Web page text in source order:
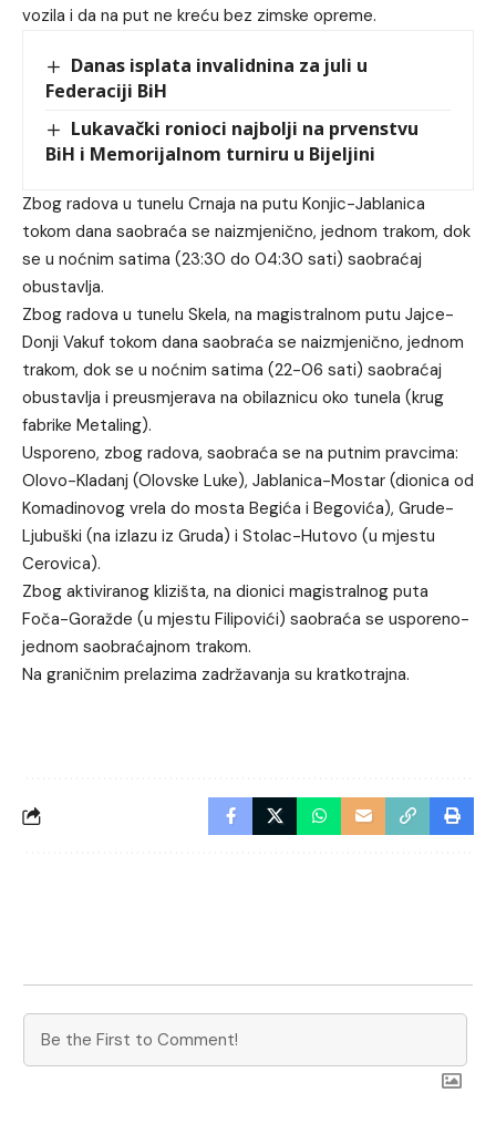
vozila i da na put ne kreću bez zimske opreme.
Danas isplata invalidnina za juli u
Federaciji BiH
Lukavački ronioci najbolji na prvenstvu
BiH i Memorijalnom turniru u Bijeljini
Zbog radova u tunelu Crnaja na putu Konjic-Jablanica
tokom dana saobraća se naizmjenično, jednom trakom, dok
se u noćnim satima (23:30 do 04:30 sati) saobraćaj
obustavlja.
Zbog radova u tunelu Skela, na magistralnom putu Jajce-
Donji Vakuf tokom dana saobraća se naizmjenično, jednom
trakom, dok se u noćnim satima (22-06 sati) saobraćaj
obustavlja i preusmjerava na obilaznicu oko tunela (krug
fabrike Metaling).
Usporeno, zbog radova, saobraća se na putnim pravcima:
Olovo-Kladanj (Olovske Luke), Jablanica-Mostar (dionica od
Komadinovog vrela do mosta Begića i Begovića), Grude-
Ljubuški (na izlazu iz Gruda) i Stolac-Hutovo (u mjestu
Cerovica).
Zbog aktiviranog klizišta, na dionici magistralnog puta
Foča-Goražde (u mjestu Filipovići) saobraća se usporeno-
jednom saobraćajnom trakom.
Na graničnim prelazima zadržavanja su kratkotrajna.